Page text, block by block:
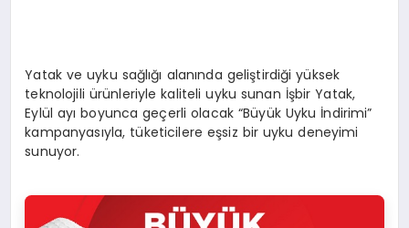
Yatak ve uyku sağlığı alanında geliştirdiği yüksek
teknolojili ürünleriyle kaliteli uyku sunan İşbir Yatak,
Eylül ayı boyunca geçerli olacak “Büyük Uyku İndirimi”
kampanyasıyla, tüketicilere eşsiz bir uyku deneyimi
sunuyor.